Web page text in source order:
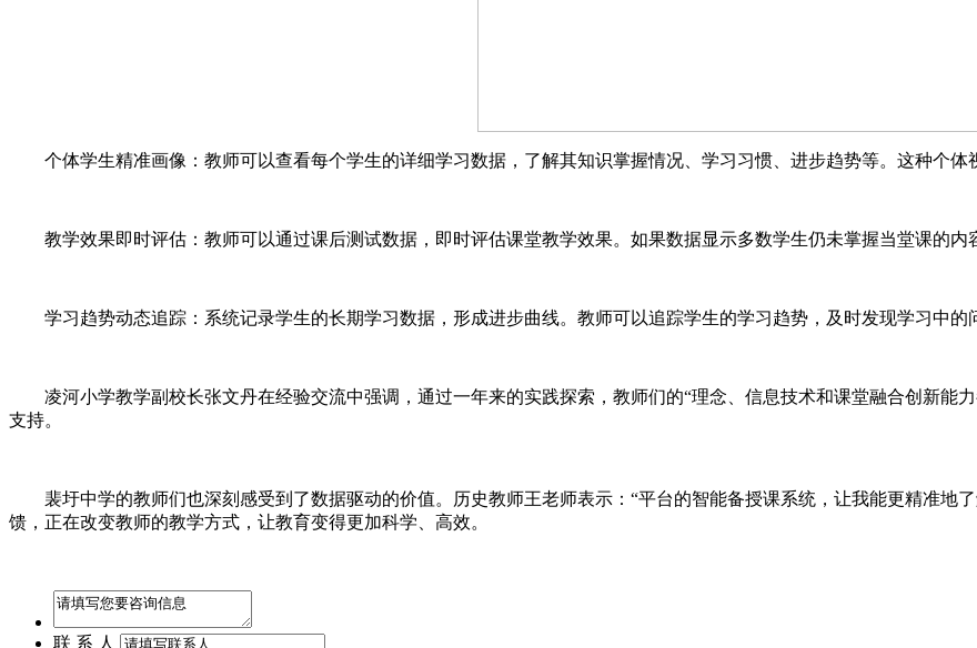
个体学生精准画像：教师可以查看每个学生的详细学习数据，了解其知识掌握情况、学习习惯、进步趋势等。这种个体
教学效果即时评估：教师可以通过课后测试数据，即时评估课堂教学效果。如果数据显示多数学生仍未掌握当堂课的内
学习趋势动态追踪：系统记录学生的长期学习数据，形成进步曲线。教师可以追踪学生的学习趋势，及时发现学习中的
凌河小学教学副校长张文丹在经验交流中强调，通过一年来的实践探索，教师们的“理念、信息技术和课堂融合创新能
支持。
裴圩中学的教师们也深刻感受到了数据驱动的价值。历史教师王老师表示：“平台的智能备授课系统，让我能更精准地
馈，正在改变教师的教学方式，让教育变得更加科学、高效。
联 系 人